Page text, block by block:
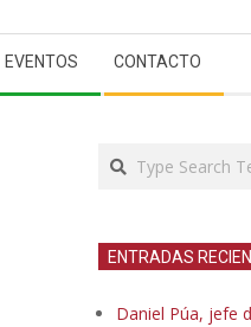
EVENTOS CONTACTO
Search
ENTRADAS
Daniel Púa, jefe